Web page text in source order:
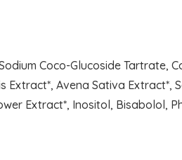
Coco-Glucoside Tartrate,
Avena Sativa Extract*,
Extract*, Inositol, Bisabolol,